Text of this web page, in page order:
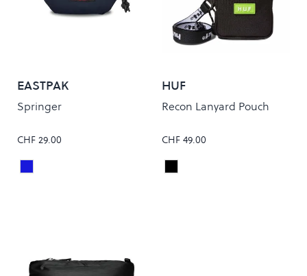
EASTPAK
Springer
CHF 29.00
Colour
Ultra Marine
HUF
Recon Lanyard Pouch
CHF 49.00
Colour
Black